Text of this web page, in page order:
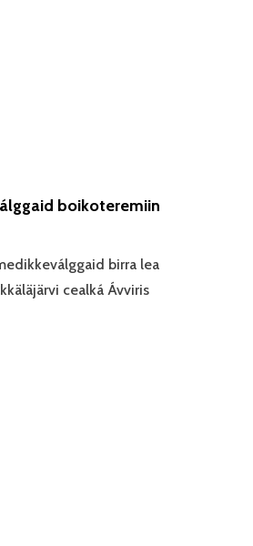
boikoteremiin
birra lea
cealká Ávviris